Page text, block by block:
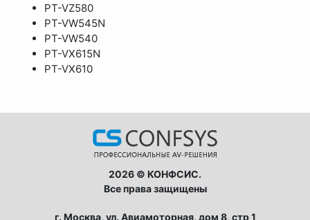
PT-VZ580
PT-VW545N
PT-VW540
PT-VX615N
PT-VX610
2026 © КОНФСИС.
Все права защищены
г. Москва, ул. Авиамоторная, дом 8, стр 1